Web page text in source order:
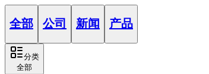
全部 公司 新闻 产品
分类
全部